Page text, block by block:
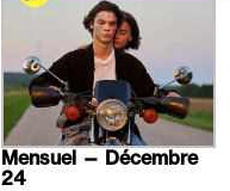
Mensuel — Décembre
24